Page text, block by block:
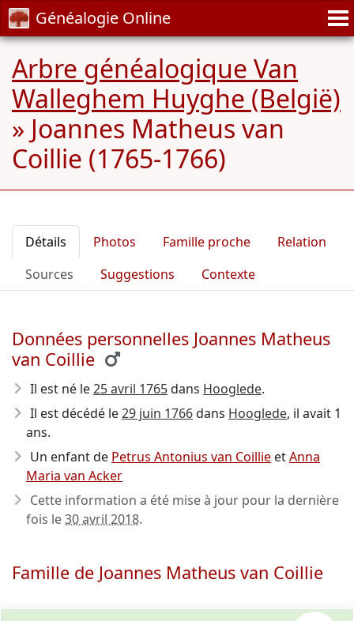
Généalogie Online
Arbre généalogique Van
Walleghem Huyghe (België)
» Joannes Matheus van
Coillie (1765-1766)
Détails Photos Famille proche
Relation
Sources
Suggestions Contexte
Données personnelles Joannes Matheus
van Coillie
Il est né le25 avril 1765dans Hooglede.
Il est décédé le29 juin 1766dans Hooglede, il avait 1
ans.
Un enfant de Petrus Antonius van Coillie etAnna
Maria van Acker
Cette information a été mise à jour pour la dernière
fois le30 avril 2018.
Famille de Joannes Matheus van Coillie